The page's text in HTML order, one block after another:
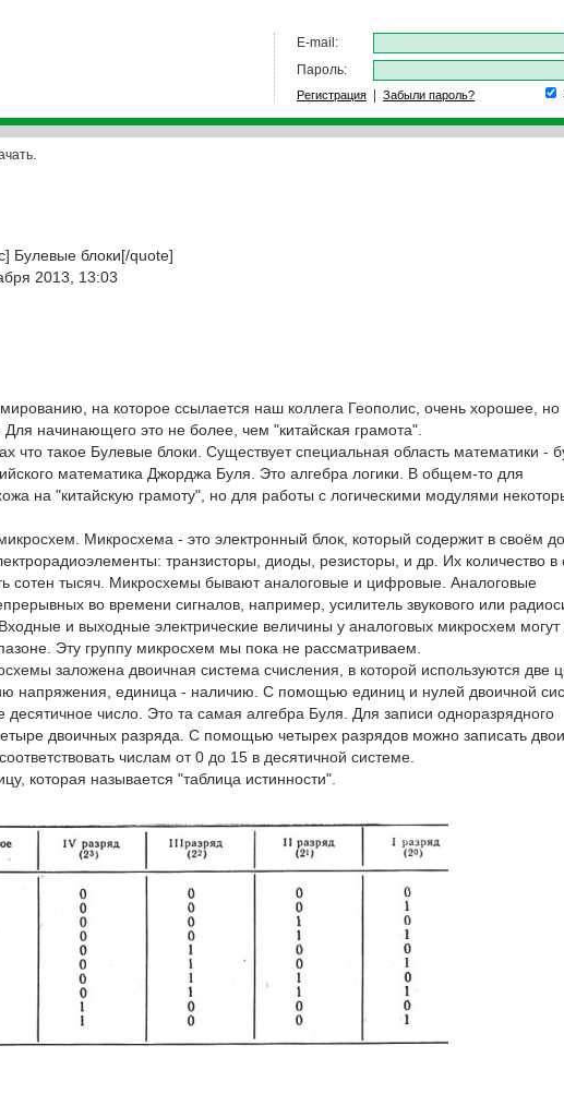
E-mail:
Пароль:
Регистрация Забыли пароль?
Булевые блоки[/quote]
2013, 13:03
на которое ссылается наш коллега Геополис, очень хорошее, но
начинающего это не более, чем "китайская грамота".
что такое Булевые блоки. Существует специальная область математики -
математика Джорджа Буля. Это алгебра логики. В общем-то для
на "китайскую грамоту", но для работы с логическими модулями
Микросхема - это электронный блок, который содержит в своём
транзисторы, диоды, резисторы, и др. Их количество в
сотен тысяч. Микросхемы бывают аналоговые и цифровые. Аналоговые
во времени сигналов, например, усилитель звукового или
и выходные электрические величины у аналоговых микросхем могут
Эту группу микросхем мы пока не рассматриваем.
заложена двоичная система счисления, в которой используются две
напряжения, единица - наличию. С помощью единиц и нулей двоичной
число. Это та самая алгебра Буля. Для записи одноразрядного
двоичных разряда. С помощью четырех разрядов можно записать
числам от 0 до 15 в десятичной системе.
которая называется "таблица истинности".